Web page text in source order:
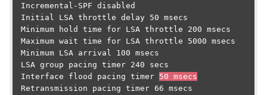
Incremental-SPF disabled
Initial LSA throttle delay 50 msecs
Minimum hold time for LSA throttle 200 msecs
Maximum wait time for LSA throttle 5000 msecs
Minimum LSA arrival 100 msecs
LSA group pacing timer 240 secs
Interface flood pacing timer 50 msecs
Retransmission pacing timer 66 msecs